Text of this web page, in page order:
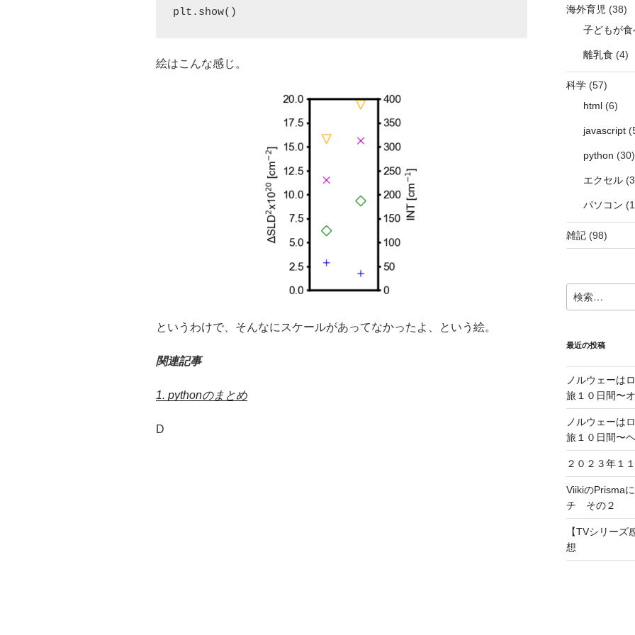
plt.show()
絵はこんな感じ。
というわけで、そんなにスケールがあってなかったよ、という絵。
関連記事
1. pythonのまとめ
D
海外育児 (38)
子どもが食
離乳食 (4)
科学(57)
html(6)
javascript
python (30)
エクセル
パソコン
雑記(98)
検
最近の投稿
ノルウェーは
旅１０日間〜
ノルウェーは
旅１０日間〜
２０２３年１
ViikiのPrisma
チ その２
【TVシリー
想